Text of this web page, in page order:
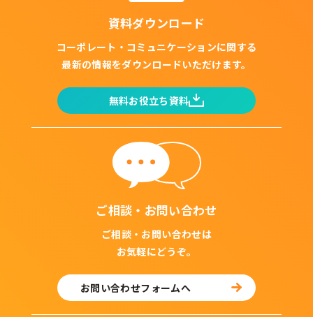
資料ダウンロード
コーポレート・コミュニケーションに関する
最新の情報をダウンロードいただけます。
無料お役立ち資料
ご相談・お問い合わせ
ご相談・お問い合わせは
お気軽にどうぞ。
お問い合わせフォームへ